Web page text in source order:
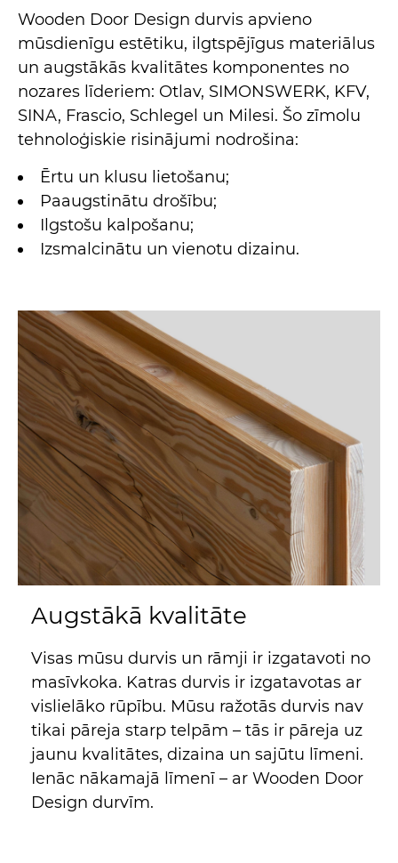
Wooden Door Design durvis apvieno
mūsdienīgu estētiku, ilgtspējīgus materiālus
un augstākās kvalitātes komponentes no
nozares līderiem: Otlav, SIMONSWERK, KFV,
SINA, Frascio, Schlegel un Milesi. Šo zīmolu
tehnoloģiskie risinājumi nodrošina:
Ērtu un klusu lietošanu;
Paaugstinātu drošību;
Ilgstošu kalpošanu;
Izsmalcinātu un vienotu dizainu.
Augstākā kvalitāte
Visas mūsu durvis un rāmji ir izgatavoti no
masīvkoka. Katras durvis ir izgatavotas ar
vislielāko rūpību. Mūsu ražotās durvis nav
tikai pāreja starp telpām – tās ir pāreja uz
jaunu kvalitātes, dizaina un sajūtu līmeni.
Ienāc nākamajā līmenī – ar Wooden Door
Design durvīm.